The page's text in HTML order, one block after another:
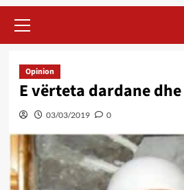
Menu
Opinion
E vërteta dardane
03/03/2019 0